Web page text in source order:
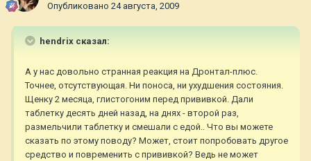
Опубликовано 24 августа, 2009
hendrix сказал:
А у нас довольно странная реакция на Дронтал-плюс.
Точнее, отсутствующая. Ни поноса, ни ухудшения состояния.
Щенку 2 месяца, глистогоним перед прививкой. Дали
таблетку десять дней назад, на днях - второй раз,
размельчили таблетку и смешали с едой.. Что вы можете
сказать по этому поводу? Может, стоит попробовать другое
средство и повременить с прививкой? Ведь не может